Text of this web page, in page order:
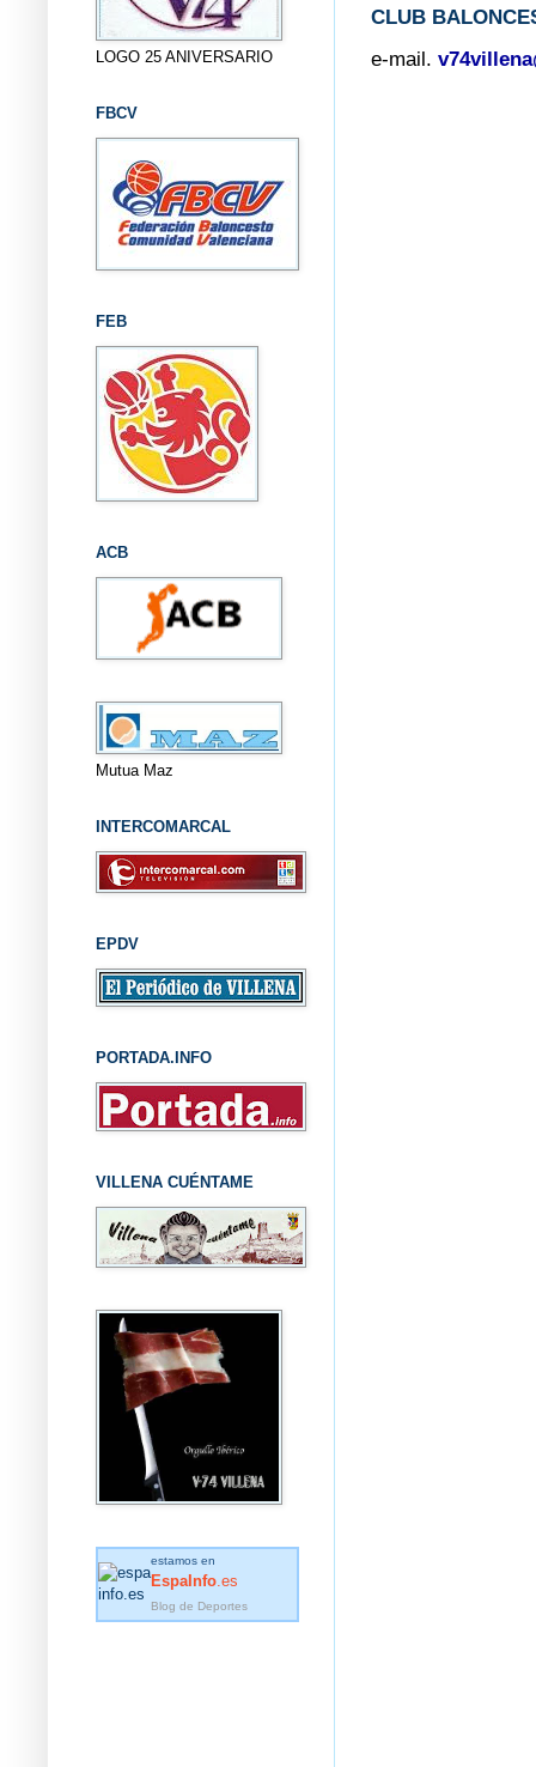
CLUB
e-mail.
LOGO 25 ANIVERSARIO
FBCV
FEB
ACB
Mutua Maz
INTERCOMARCAL
EPDV
PORTADA.INFO
VILLENA CUÉNTAME
estamos en
EspaInfo .es
Blog de Deportes